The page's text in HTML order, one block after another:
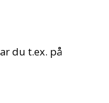
du t.ex. på